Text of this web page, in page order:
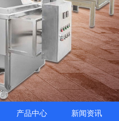
产品中心
新闻资讯